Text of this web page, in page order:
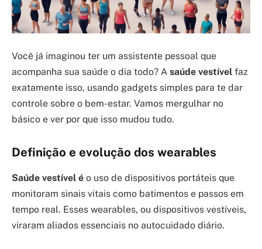
Você já imaginou ter um assistente pessoal que
acompanha sua saúde o dia todo? A saúde vestível faz
exatamente isso, usando gadgets simples para te dar
controle sobre o bem-estar. Vamos mergulhar no
básico e ver por que isso mudou tudo.
Definição e evolução dos wearables
Saúde vestível é o uso de dispositivos portáteis que
monitoram sinais vitais como batimentos e passos em
tempo real. Esses wearables, ou dispositivos vestíveis,
viraram aliados essenciais no autocuidado diário.